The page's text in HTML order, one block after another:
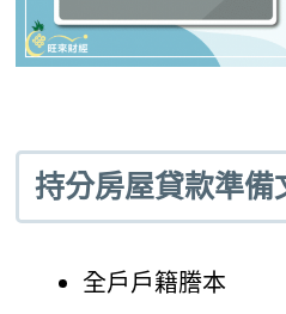
持分房屋貸款準備
全戶戶籍謄本